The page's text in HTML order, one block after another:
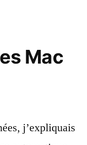
Mac
j’expliquais